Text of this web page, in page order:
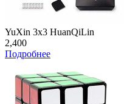
YuXin 3x3 HuanQiLin
2,400
Подробнее